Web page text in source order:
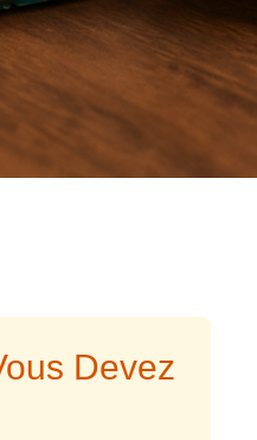
Devez